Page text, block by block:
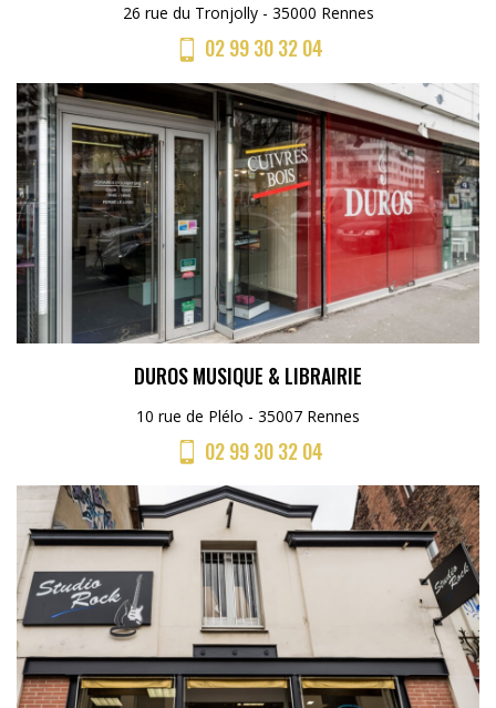
26 rue du Tronjolly - 35000 Rennes
02 99 30 32 04
DUROS MUSIQUE & LIBRAIRIE
10 rue de Plélo - 35007 Rennes
02 99 30 32 04